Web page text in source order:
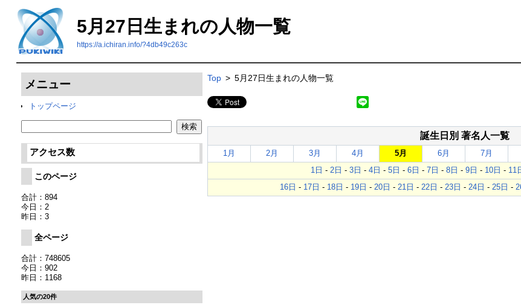
5月27日生まれの人物一覧
https://a.ichiran.info/?4db49c263c
メニュー
トップページ
アクセス数
このページ
合計：894
今日：2
昨日：3
全ページ
合計：748605
今日：902
昨日：1168
人気の20件
Top > 5月27日生まれの人物一覧
誕生日別 著名人一覧
1月 2月 3月 4月 5月 6月 7月
1日 -2日 -3日 -4日 -5日 -6日 -7日 -8日 -9日 - 10日 - 11
16日 - 17日 - 18日 - 19日 -20日 -21日 -22日 -23日 -24日 -25日 -